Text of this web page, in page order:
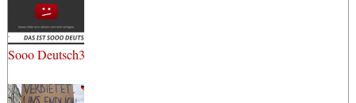
Sooo Deutsch3